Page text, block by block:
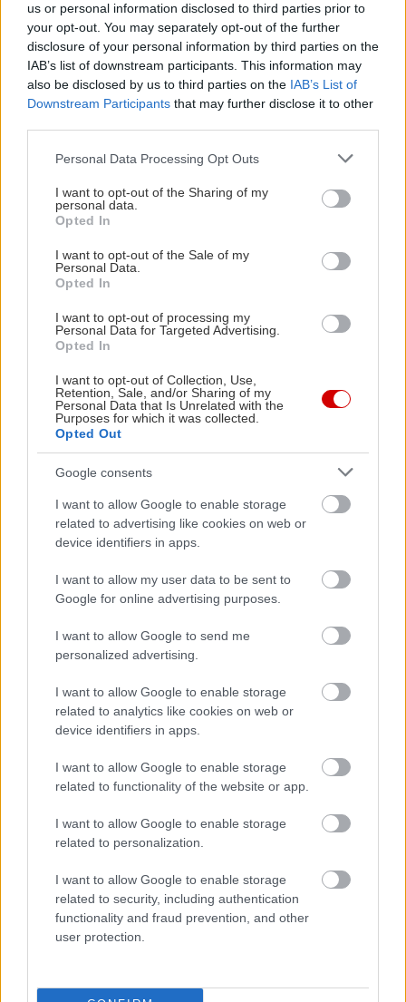
us or personal information disclosed to third parties prior to
your opt-out. You may separately opt-out of the further
disclosure of your personal information by third parties on the
IAB’s list of downstream participants. This information may
also be disclosed by us to third parties on the IAB’s List of
Downstream Participants that may further disclose it to other
Please note that this website/app uses one or more Google
not limited to your visit or usage behaviour. You may click to
grant or deny consent to Google and its third-party tags to
use your data for below specified purposes in below Google
consent section.
Personal Data Processing Opt Outs
I want to opt-out of the Sharing of my
personal data.
Opted In
I want to opt-out of the Sale of my
Personal Data.
Opted In
I want to opt-out of processing my
Personal Data for Targeted Advertising.
Opted In
I want to opt-out of Collection, Use,
Retention, Sale, and/or Sharing of my
Personal Data that Is Unrelated with the
Purposes for which it was collected.
Opted Out
Google consents
I want to allow Google to enable storage
related to advertising like cookies on web or
device identifiers in apps.
I want to allow my user data to be sent to
Google for online advertising purposes.
I want to allow Google to send me
personalized advertising.
I want to allow Google to enable storage
related to analytics like cookies on web or
device identifiers in apps.
I want to allow Google to enable storage
related to functionality of the website or app.
I want to allow Google to enable storage
related to personalization.
I want to allow Google to enable storage
related to security, including authentication
functionality and fraud prevention, and other
user protection.
Διαβάστε επίσης
Μείνε Αύγουστο στην Αθήνα κι άσε τους
άλλους να λένε
Πώς θα
PODCASTS